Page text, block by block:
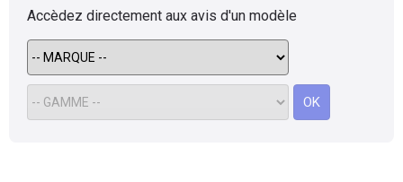
Forum
Scooters
Accèdez directement aux avis d'un modèle
OK